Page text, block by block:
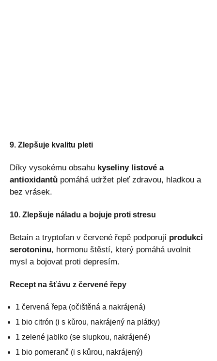
9. Zlepšuje kvalitu pleti
Díky vysokému obsahu kyseliny listové a
antioxidantů pomáhá udržet pleť zdravou, hladkou a
bez vrásek.
10. Zlepšuje náladu a bojuje proti stresu
Betaín a tryptofan v červené řepě podporují produkci
serotoninu, hormonu štěstí, který pomáhá uvolnit
mysl a bojovat proti depresím.
Recept na šťávu z červené řepy
1 červená řepa (očištěná a nakrájená)
1 bio citrón (i s kůrou, nakrájený na plátky)
1 zelené jablko (se slupkou, nakrájené)
1 bio pomeranč (i s kůrou, nakrájený)